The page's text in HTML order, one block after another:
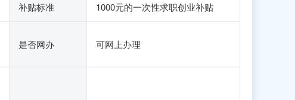
补贴标准 1000元的一次性求职创业补贴
是否网办 可网上办理